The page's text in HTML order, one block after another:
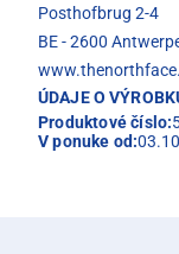
Posthofbrug 2-4
BE - 2600
ÚDAJE O
Produktové číslo:
V ponuke od: